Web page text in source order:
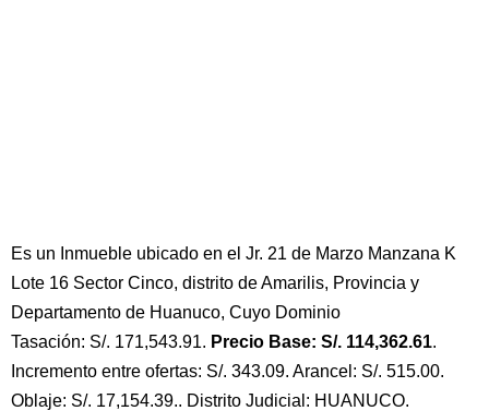
Es un Inmueble ubicado en el Jr. 21 de Marzo Manzana K
Lote 16 Sector Cinco, distrito de Amarilis, Provincia y
Departamento de Huanuco, Cuyo Dominio
Tasación: S/. 171,543.91. Precio Base: S/. 114,362.61.
Incremento entre ofertas: S/. 343.09. Arancel: S/. 515.00.
Oblaje: S/. 17,154.39.. Distrito Judicial: HUANUCO.